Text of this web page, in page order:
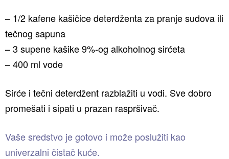
– 1/2 kafene kašičice deterdženta za pranje sudova ili
tečnog sapuna
– 3 supene kašike 9%-og alkoholnog sirćeta
– 400 ml vode
Sirće i tečni deterdžent razblažiti u vodi. Sve dobro
promešati i sipati u prazan raspršivač.
Vaše sredstvo je gotovo i može poslužiti kao
univerzalni čistač kuće.